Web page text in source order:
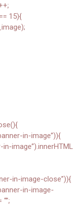
15){
in-image”)){
image”).innerHTML
in-image-close”)){
in-image-